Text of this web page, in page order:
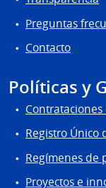
Preguntas
Contacto
Políticas y
Registro Único
Regímenes de
Proyectos e